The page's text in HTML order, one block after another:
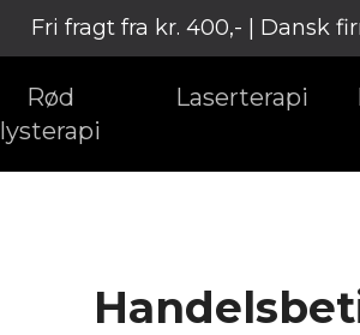
Fri fragt fra kr. 400,- | Dansk
Rød
lysterapi
Laserterapi